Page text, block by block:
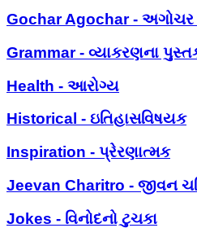
Gochar Agochar - અગોચર
Grammar - વ્યાકરણના
Health - આરોગ્ય
Historical - ઇતિહાસવિષયક
Inspiration - પ્રેરણાત્મક
Jeevan Charitro - જીવન
Jokes - વિનોદનો ટુચકા